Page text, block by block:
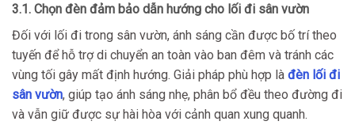
3.1. Chọn đèn đảm bảo dẫn hướng cho lối đi sân vườn
Đối với lối đi trong sân vườn, ánh sáng cần được bố trí theo
tuyến để hỗ trợ di chuyển an toàn vào ban đêm và tránh các
vùng tối gây mất định hướng. Giải pháp phù hợp là đèn lối đi
sân vườn, giúp tạo ánh sáng nhẹ, phân bổ đều theo đường đi
và vẫn giữ được sự hài hòa với cảnh quan xung quanh.